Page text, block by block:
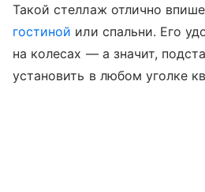
Такой стеллаж отлично
гостиной или спальни. Его
на колесах — а значит,
установить в любом уголке